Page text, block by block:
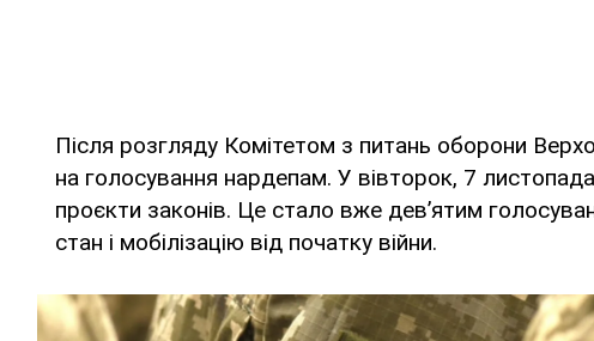
Після розгляду Комітетом з питань оборони
на голосування нардепам. У вівторок, 7
проєкти законів. Це стало вже дев’ятим
стан і мобілізацію від початку війни.